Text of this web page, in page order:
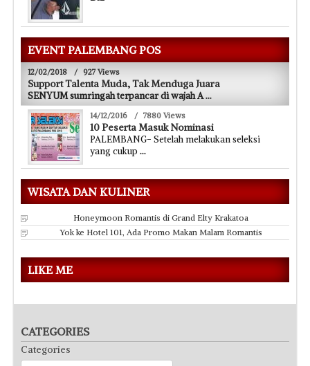
EVENT PALEMBANG POS
12/02/2018 / 927 Views
Support Talenta Muda, Tak Menduga Juara
SENYUM sumringah terpancar di wajah A...
14/12/2016 / 7880 Views
10 Peserta Masuk Nominasi
PALEMBANG- Setelah melakukan seleksi
yang cukup ...
WISATA DAN KULINER
Honeymoon Romantis di Grand Elty Krakatoa
Yok ke Hotel 101, Ada Promo Makan Malam Romantis
LIKE ME
CATEGORIES
Categories